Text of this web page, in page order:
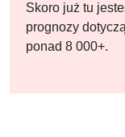
Skoro już tu
prognozy
ponad 8 000+.